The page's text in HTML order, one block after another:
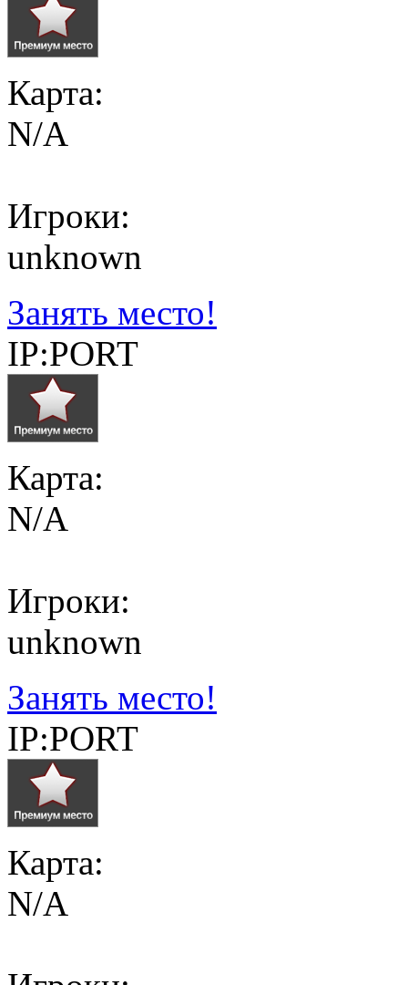
Карта:
N/A
Игроки:
unknown
Занять место!
IP:PORT
Карта:
N/A
Игроки:
unknown
Занять место!
IP:PORT
Карта:
N/A